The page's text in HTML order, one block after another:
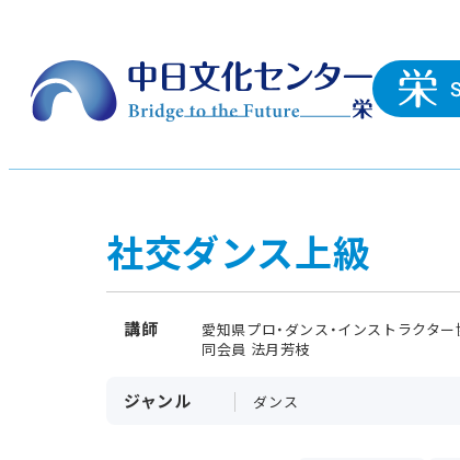
社交ダンス上級
講師
愛知県プロ・ダンス・インストラクタ
同会員 法月芳枝
ジャンル ダンス